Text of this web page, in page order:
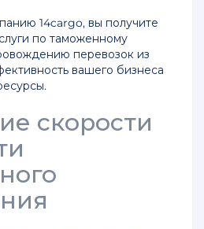
14cargo, вы получите
по таможенному
перевозок из
вашего бизнеса
скорости